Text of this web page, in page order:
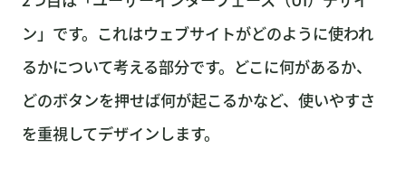
ン」です。これはウェブサイトがどのように使われ
るかについて考える部分です。どこに何があるか、
どのボタンを押せば何が起こるかなど、使いやすさ
を重視してデザインします。